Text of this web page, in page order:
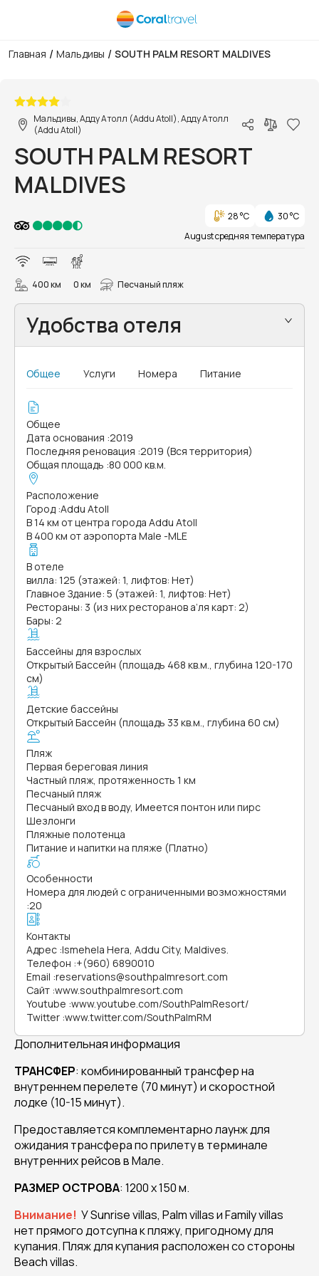
Главная / Мальдивы / SOUTH PALM RESORT MALDIVES
Мальдивы, Адду Атолл (Addu Atoll), Адду Атолл
(Addu Atoll)
SOUTH PALM RESORT
MALDIVES
28 °C
30 °C
August средняя температура
400 км 0 км Песчаный пляж
Удобства отеля
Общее Услуги Номера Питание
Общее
Дата основания :2019
Последняя реновация :2019 (Вся территория)
Общая площадь :80 000 кв.м.
Расположение
Город :Addu Atoll
В 14 км от центра города Addu Atoll
В 400 км от аэропорта Male -MLE
В отеле
вилла: 125 (этажей: 1, лифтов: Нет)
Главное Здание: 5 (этажей: 1, лифтов: Нет)
Рестораны: 3 (из них ресторанов а’ля карт: 2)
Бары: 2
Бассейны для взрослых
Открытый Бассейн (площадь 468 кв.м., глубина 120-170
см)
Детские бассейны
Открытый Бассейн (площадь 33 кв.м., глубина 60 см)
Пляж
Первая береговая линия
Частный пляж, протяженность 1 км
Песчаный пляж
Песчаный вход в воду, Имеется понтон или пирс
Шезлонги
Пляжные полотенца
Питание и напитки на пляже (Платно)
Особенности
Номера для людей с ограниченными возможностями
:20
Контакты
Адрес :Ismehela Hera, Addu City, Maldives.
Телефон :+(960) 6890010
Email :reservations@southpalmresort.com
Сайт :www.southpalmresort.com
Youtube :www.youtube.com/SouthPalmResort/
Twitter :www.twitter.com/SouthPalmRM
Дополнительная информация
ТРАНСФЕР: комбинированный трансфер на
внутреннем перелете (70 минут) и скоростной
лодке (10-15 минут).
Предоставляется комплементарно лаунж для
ожидания трансфера по прилету в терминале
внутренних рейсов в Мале.
РАЗМЕР ОСТРОВА: 1200 х 150 м.
Внимание! УSunrise villas, Palm villas и Family villas
нет прямого дотсупна к пляжу, пригодному для
купания. Пляж для купания расположен со стороны
Beach villas.